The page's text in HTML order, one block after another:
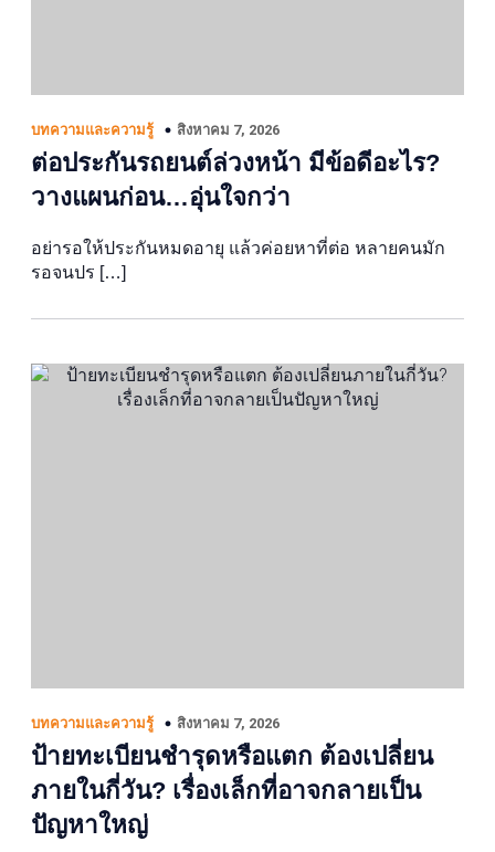
บทความและความรู้ สิงหาคม 7, 2026
ต่อประกันรถยนต์ล่วงหน้า มีข้อดีอะไร?
วางแผนก่อน…อุ่นใจกว่า
อย่ารอให้ประกันหมดอายุ แล้วค่อยหาที่ต่อ หลายคนมัก
รอจนปร […]
บทความและความรู้ สิงหาคม 7, 2026
ป้ายทะเบียนชำรุดหรือแตก ต้องเปลี่ยน
ภายในกี่วัน? เรื่องเล็กที่อาจกลายเป็น
ปัญหาใหญ่